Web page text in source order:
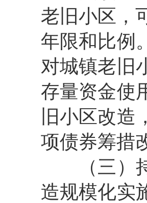
老旧小区，
年限和比例
对城镇老旧
存量资金使
旧小区改
项债券筹措
（三
造规模化实